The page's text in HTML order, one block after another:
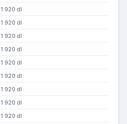
1 920 dl
1 920 dl
1 920 dl
1 920 dl
1 920 dl
1 920 dl
1 920 dl
1 920 dl
1 920 dl